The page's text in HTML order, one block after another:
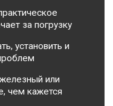
за погрузку
установить и
или
чем кажется